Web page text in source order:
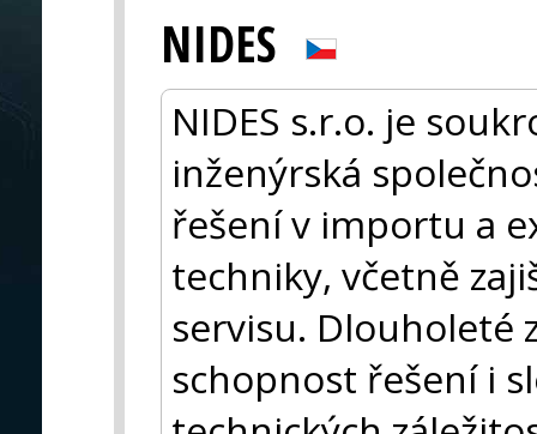
NIDES
NIDES s.r.o. je
inženýrská
řešení v importu a
techniky, včetně
servisu. Dlouholeté
schopnost řešení i